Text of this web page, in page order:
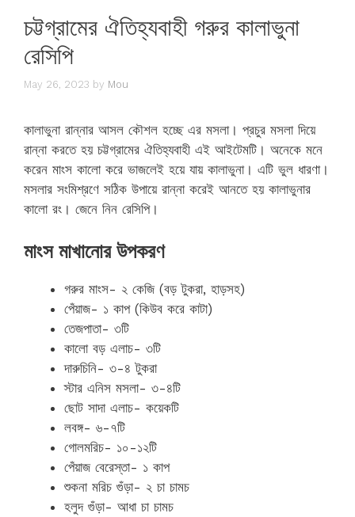
চট্টগ্রামের ঐতিহ্যবাহী গরুর কালাভুনা
রেসিপি
May 26, 2023 by Mou
কালাভুনা রান্নার আসল কৌশল হচ্ছে এর মসলা। প্রচুর মসলা দিয়ে
রান্না করতে হয় চট্টগ্রামের ঐতিহ্যবাহী এই আইটেমটি। অনেকে মনে
করেন মাংস কালো করে ভাজলেই হয়ে যায় কালাভুনা। এটি ভুল ধারণা।
মসলার সংমিশ্রণে সঠিক উপায়ে রান্না করেই আনতে হয় কালাভুনার
কালো রং। জেনে নিন রেসিপি।
মাংস মাখানোর উপকরণ
গরুর মাংস- ২ কেজি (বড় টুকরা, হাড়সহ)
পেঁয়াজ- ১ কাপ (কিউব করে কাটা)
তেজপাতা- ৩টি
কালো বড় এলাচ- ৩টি
দারুচিনি- ৩-৪ টুকরা
স্টার এনিস মসলা- ৩-৪টি
ছোট সাদা এলাচ- কয়েকটি
লবঙ্গ- ৬-৭টি
গোলমরিচ- ১০-১২টি
পেঁয়াজ বেরেস্তা- ১ কাপ
শুকনা মরিচ গুঁড়া- ২ চা চামচ
হলুদ গুঁড়া- আধা চা চামচ